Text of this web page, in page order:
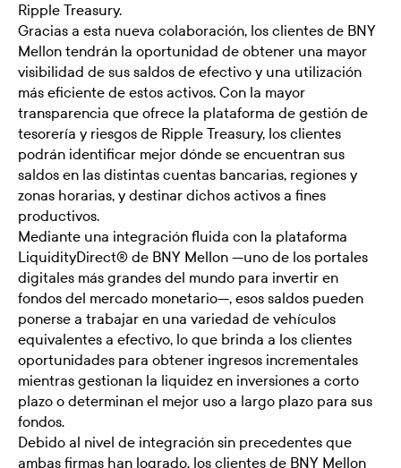
Ripple Treasury.
Gracias a esta nueva colaboración, los clientes de BNY
Mellon tendrán la oportunidad de obtener una mayor
visibilidad de sus saldos de efectivo y una utilización
más eficiente de estos activos. Con la mayor
transparencia que ofrece la plataforma de gestión de
tesorería y riesgos de Ripple Treasury, los clientes
podrán identificar mejor dónde se encuentran sus
saldos en las distintas cuentas bancarias, regiones y
zonas horarias, y destinar dichos activos a fines
productivos.
Mediante una integración fluida con la plataforma
LiquidityDirect® de BNY Mellon —uno de los portales
digitales más grandes del mundo para invertir en
fondos del mercado monetario—, esos saldos pueden
ponerse a trabajar en una variedad de vehículos
equivalentes a efectivo, lo que brinda a los clientes
oportunidades para obtener ingresos incrementales
mientras gestionan la liquidez en inversiones a corto
plazo o determinan el mejor uso a largo plazo para sus
fondos.
Debido al nivel de integración sin precedentes que
ambas firmas han logrado, los clientes de BNY Mellon